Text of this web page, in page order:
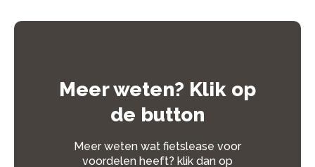
Meer weten? Klik op
de button
Meer weten wat fietslease voor
voordelen heeft? klik dan op